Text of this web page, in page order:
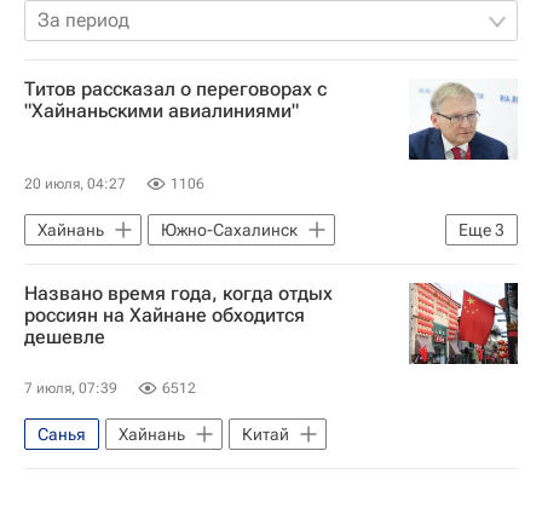
За период
Титов рассказал о переговорах с
"Хайнаньскими авиалиниями"
20 июля, 04:27 1106
Еще3
Хайнань
Южно-Сахалинск
Россия
Борис Титов Экономика
Названо время года, когда отдых
россиян на Хайнане обходится
дешевле
7 июля, 07:39 6512
Санья Хайнань Китай